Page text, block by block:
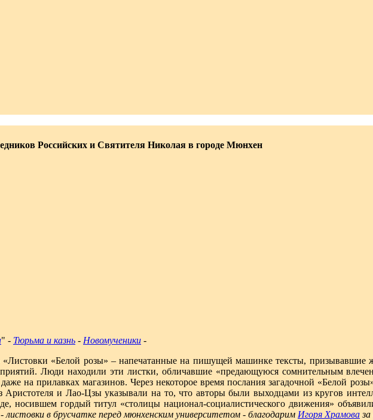
Российских и Святителя Николая в городе Мюнхен
" - Тюрьма и казнь - Новомученики -
«Белой розы» – напечатанные на пишущей машинке тексты, призывавшие
Люди находили эти листки, обличавшие «предающуюся сомнительным
на прилавках магазинов. Через некоторое время послания загадочной «Белой
Аристотеля и Лао-Цзы указывали на то, что авторы были выходцами из кругов
носившем гордый титул «столицы национал-социалистического движения»
в брусчатке перед мюнхенским университетом - благодарим Игоря Храмова